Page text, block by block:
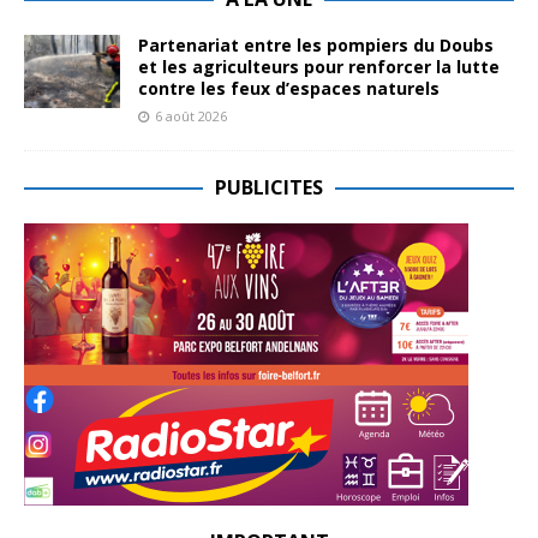
Partenariat entre les pompiers du Doubs
et les agriculteurs pour renforcer la lutte
contre les feux d’espaces naturels
6 août 2026
PUBLICITES